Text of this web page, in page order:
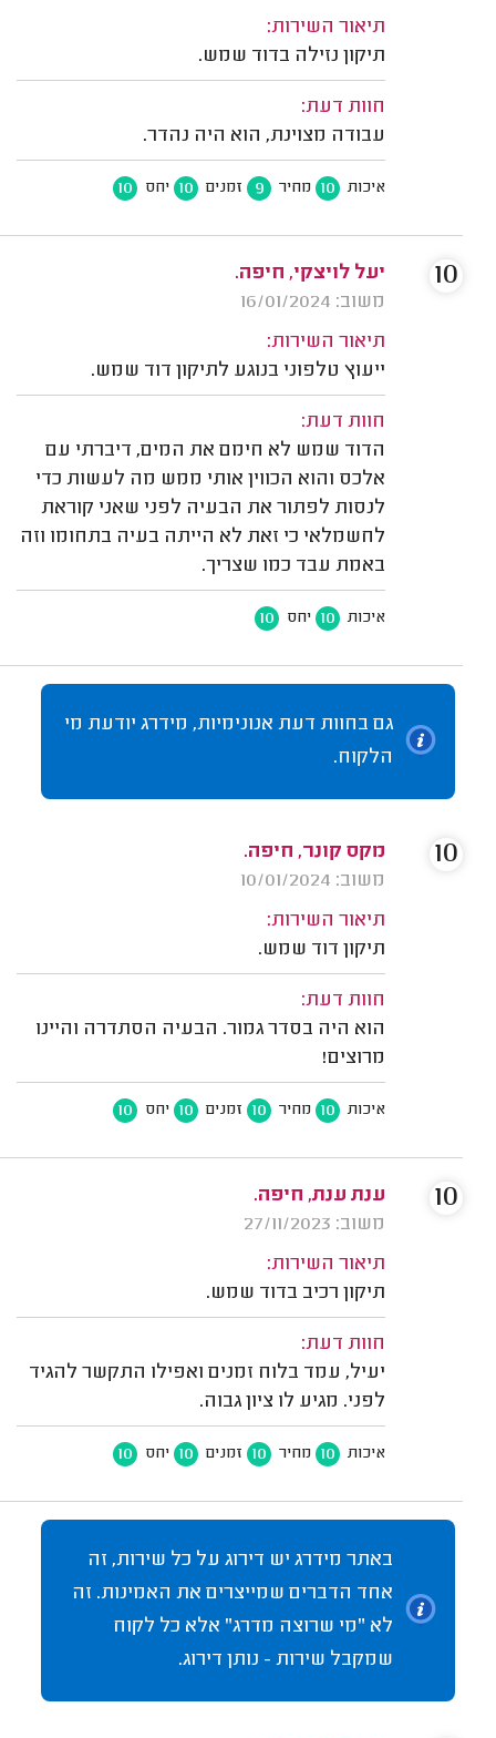
תיאור השירות:
תיקון נזילה בדוד שמש.
חוות דעת:
עבודה מצוינת, הוא היה נהדר.
איכות 10 מחיר 9 זמנים 10 יחס 10
יעל לויצקי, חיפה.
משוב: 16/01/2024
תיאור השירות:
ייעוץ טלפוני בנוגע לתיקון דוד שמש.
חוות דעת:
הדוד שמש לא חימם את המים, דיברתי עם
אלכס והוא הכווין אותי ממש מה לעשות כדי
לנסות לפתור את הבעיה לפני שאני קוראת
לחשמלאי כי זאת לא הייתה בעיה בתחומו וזה
באמת עבד כמו שצריך.
איכות 10 יחס 10
10
גם בחוות דעת אנונימיות, מידרג יודעת מי
הלקוח.
מקס קונר, חיפה.
משוב: 10/01/2024
תיאור השירות:
תיקון דוד שמש.
חוות דעת:
הוא היה בסדר גמור. הבעיה הסתדרה והיינו
מרוצים!
איכות 10 מחיר 10 זמנים 10 יחס 10
10
ענת ענת, חיפה.
משוב: 27/11/2023
תיאור השירות:
תיקון רכיב בדוד שמש.
חוות דעת:
יעיל, עמד בלוח זמנים ואפילו התקשר להגיד
לפני. מגיע לו ציון גבוה.
איכות 10 מחיר 10 זמנים 10 יחס 10
10
באתר מידרג יש דירוג על כל שירות, זה
אחד הדברים שמייצרים את האמינות. זה
לא "מי שרוצה מדרג" אלא כל לקוח
שמקבל שירות - נותן דירוג.